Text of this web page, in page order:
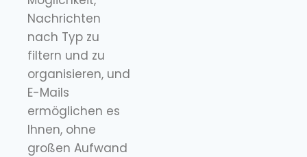
Nachrichten
nach Typ zu
filtern und zu
organisieren, und
E-Mails
ermöglichen es
Ihnen, ohne
großen Aufwand